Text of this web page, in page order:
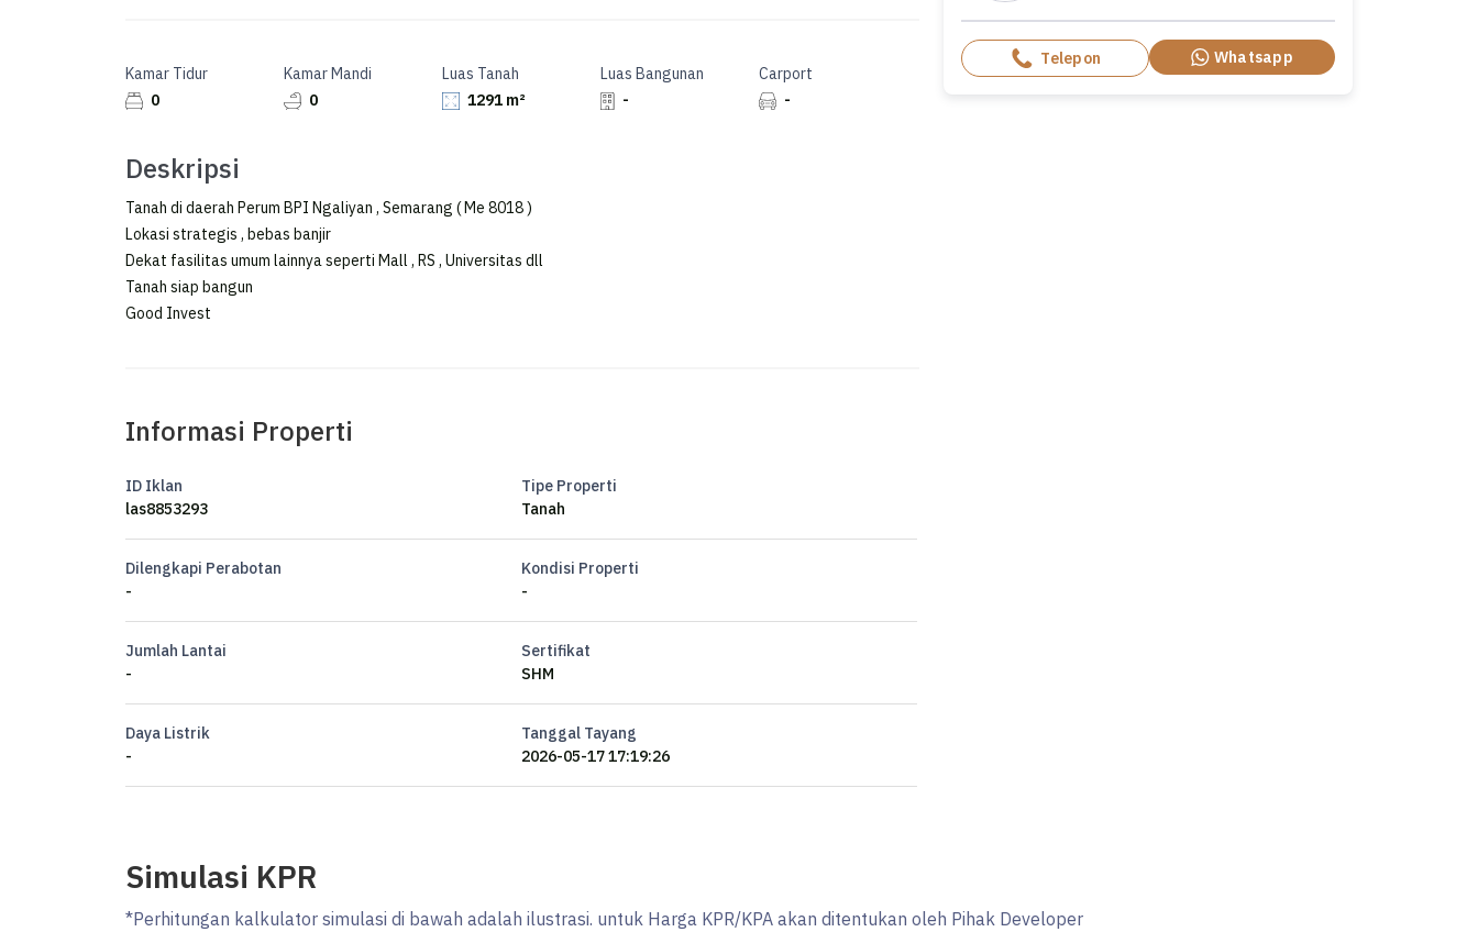
Kamar Tidur
0
Kamar Mandi
0
Luas Tanah
1291 m²
Luas Bangunan
-
Carport
-
Deskripsi
Tanah di daerah Perum BPI Ngaliyan , Semarang ( Me 8018 )
Lokasi strategis , bebas banjir
Dekat fasilitas umum lainnya seperti Mall , RS , Universitas dll
Tanah siap bangun
Good Invest
Informasi Properti
ID Iklan
las8853293
Tipe Properti
Tanah
Dilengkapi Perabotan
-
Kondisi Properti
-
Jumlah Lantai
-
Sertifikat
SHM
Daya Listrik
-
Tanggal Tayang
2026-05-17 17:19:26
Telepon Whatsapp
Simulasi KPR
*Perhitungan kalkulator simulasi di bawah adalah ilustrasi. untuk Harga KPR/KPA akan ditentukan oleh Pihak Developer